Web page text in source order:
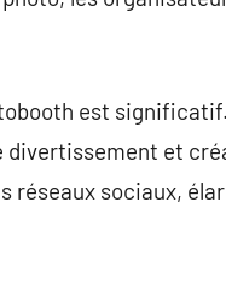
est
et
réseaux sociaux,